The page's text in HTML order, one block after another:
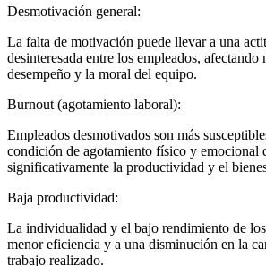
Desmotivación general:
La falta de motivación puede llevar a una
desinteresada entre los empleados, afectando
desempeño y la moral del equipo.
Burnout (agotamiento laboral):
Empleados desmotivados son más
condición de agotamiento físico y emocional
significativamente la productividad y el
Baja productividad:
La individualidad y el bajo rendimiento de
menor eficiencia y a una disminución en la
trabajo realizado.